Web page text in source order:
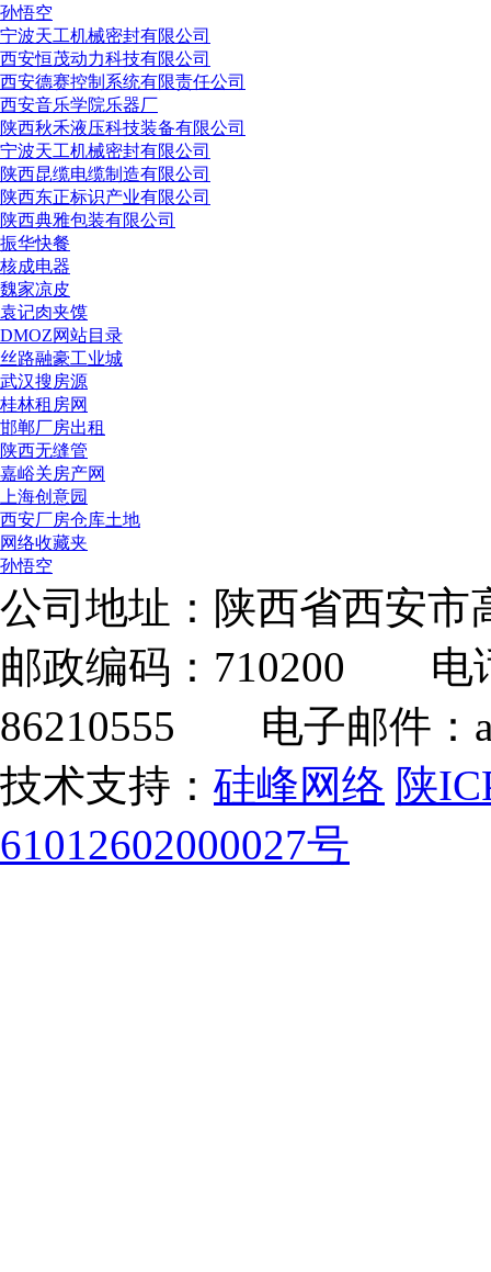
孙悟空
宁波天工机械密封有限公司
西安恒茂动力科技有限公司
西安德赛控制系统有限责任公司
西安音乐学院乐器厂
陕西秋禾液压科技装备有限公司
宁波天工机械密封有限公司
陕西昆缆电缆制造有限公司
陕西东正标识产业有限公司
陕西典雅包装有限公司
振华快餐
核成电器
魏家凉皮
袁记肉夹馍
DMOZ网站目录
丝路融豪工业城
武汉搜房源
桂林租房网
邯郸厂房出租
陕西无缝管
嘉峪关房产网
上海创意园
西安厂房仓库土地
网络收藏夹
孙悟空
公司地址：陕西省西安市
邮政编码：710200 电
86210555 电子邮件：
技术支持： 硅峰网络 陕
61012602000027号